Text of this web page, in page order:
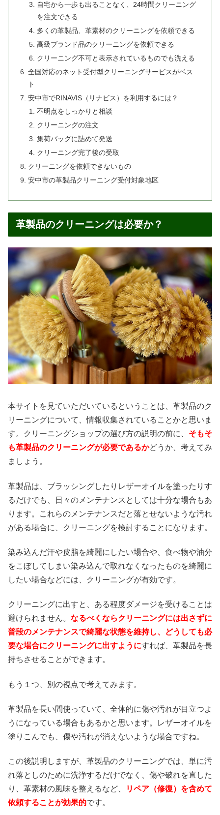
自宅から一歩も出ることなく、24時間クリーニング
を注文できる
多くの革製品、革素材のクリーニングを依頼できる
高級ブランド品のクリーニングを依頼できる
クリーニング不可と表示されているものでも洗える
全国対応のネット受付型クリーニングサービスがベス
ト
安中市でRINAVIS（リナビス）を利用するには？
不明点をしっかりと相談
クリーニングの注文
集荷バッグに詰めて発送
クリーニング完了後の受取
クリーニングを依頼できないもの
安中市の革製品クリーニング受付対象地区
革製品のクリーニングは必要か？
本サイトを見ていただいているということは、革製品のク
リーニングについて、情報収集されていることかと思いま
す。クリーニングショップの選び方の説明の前に、 そもそ
も革製品のクリーニングが必要であるかどうか、考えてみ
ましょう。
革製品は、ブラッシングしたりレザーオイルを塗ったりす
るだけでも、日々のメンテナンスとしては十分な場合もあ
ります。これらのメンテナンスだと落とせないような汚れ
がある場合に、クリーニングを検討することになります。
染み込んだ汗や皮脂を綺麗にしたい場合や、食べ物や油分
をこぼしてしまい染み込んで取れなくなったものを綺麗に
したい場合などには、クリーニングが有効です。
クリーニングに出すと、ある程度ダメージを受けることは
避けられません。 なるべくならクリーニングには出さずに
普段のメンテナンスで綺麗な状態を維持し、どうしても必
要な場合にクリーニングに出すようにすれば、革製品を長
持ちさせることができます。
もう１つ、別の視点で考えてみます。
革製品を長い間使っていて、全体的に傷や汚れが目立つよ
うになっている場合もあるかと思います。レザーオイルを
塗りこんでも、傷や汚れが消えないような場合ですね。
この後説明しますが、革製品のクリーニングでは、単に汚
れ落としのために洗浄するだけでなく、傷や破れを直した
り、革素材の風味を整えるなど、
リペア（修復）を含めて
依頼することが効果的です。